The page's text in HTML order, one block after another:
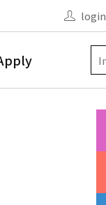
login